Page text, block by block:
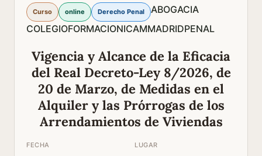
Curso online Derecho Penal
ABOGACIA
COLEGIOFORMACIONICAMMADRIDPENAL
Vigencia y Alcance de la Eficacia
del Real Decreto-Ley 8/2026, de
20 de Marzo, de Medidas en el
Alquiler y las Prórrogas de los
Arrendamientos de Viviendas
FECHA LUGAR